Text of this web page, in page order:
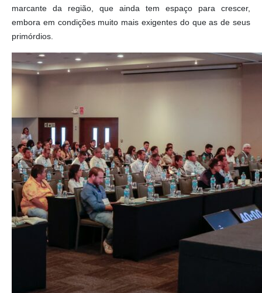
marcante da região, que ainda tem espaço para crescer,
embora em condições muito mais exigentes do que as de seus
primórdios.